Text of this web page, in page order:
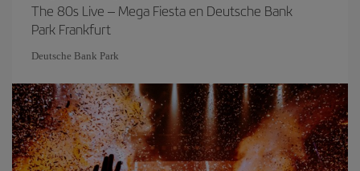
The 80s Live – Mega Fiesta en Deutsche Bank
Park Frankfurt
Deutsche Bank Park